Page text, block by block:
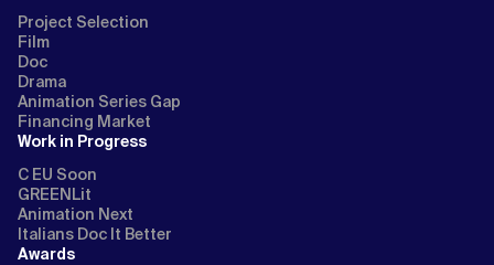
Project Selection
Film
Doc
Drama
Animation Series Gap
Financing Market
Work in Progress
C EU Soon
GREENLit
Animation Next
Italians Doc It Better
Awards